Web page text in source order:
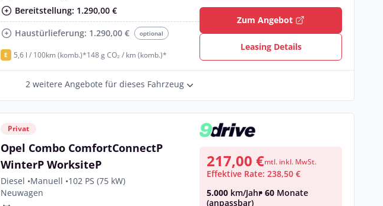
Bereitstellung: 1.290,00 €
Haustürlieferung: 1.290,00 €
optional
E 5,6 l / 100km (komb.)*148 g CO₂ / km (komb.)*
Zum Angebot
Leasing Details
2 weitere Angebote für dieses Fahrzeug
Privat
Opel Combo ComfortConnectP
WinterP WorksiteP
Diesel •Manuell •102 PS (75 kW)
Neuwagen
217,00 €mtl. inkl. MwSt.
Effektive Rate: 238,50 €
5.000 km/Jahr• 60 Monate
(anpassbar)